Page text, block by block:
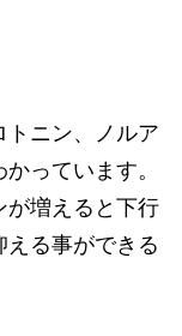
トニン、ノルア
っています。
が増えると下行
る事ができる